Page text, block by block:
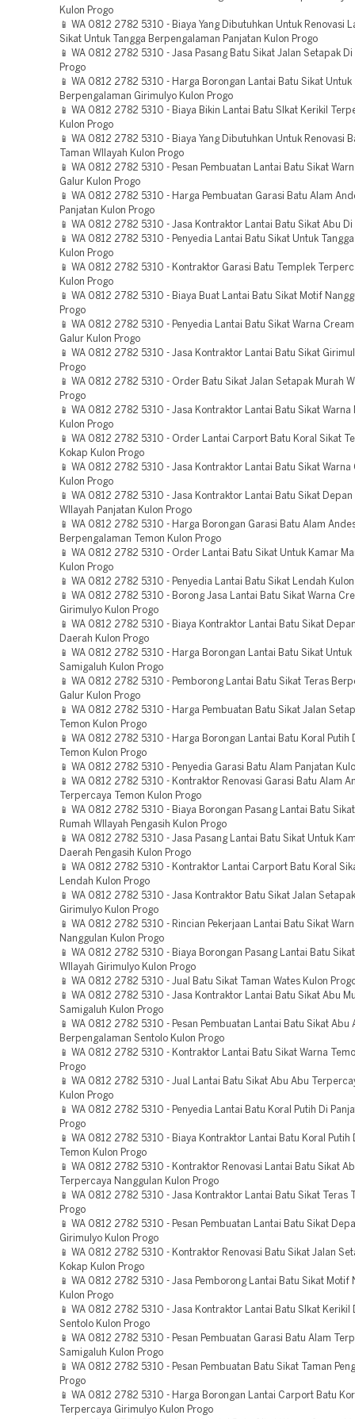
Kulon Progo
📱 WA 0812 2782 5310 - Biaya Yang Dibutuhkan Untuk Renovasi
Sikat Untuk Tangga Berpengalaman Panjatan Kulon Progo
📱 WA 0812 2782 5310 - Jasa Pasang Batu Sikat Jalan Setapak Di
Progo
📱 WA 0812 2782 5310 - Harga Borongan Lantai Batu Sikat Untuk
Berpengalaman Girimulyo Kulon Progo
📱 WA 0812 2782 5310 - Biaya Bikin Lantai Batu SIkat Kerikil
Kulon Progo
📱 WA 0812 2782 5310 - Biaya Yang Dibutuhkan Untuk Renovasi
Taman WIlayah Kulon Progo
📱 WA 0812 2782 5310 - Pesan Pembuatan Lantai Batu Sikat
Galur Kulon Progo
📱 WA 0812 2782 5310 - Harga Pembuatan Garasi Batu Alam
Panjatan Kulon Progo
📱 WA 0812 2782 5310 - Jasa Kontraktor Lantai Batu Sikat Abu Di
📱 WA 0812 2782 5310 - Penyedia Lantai Batu Sikat Untuk
Kulon Progo
📱 WA 0812 2782 5310 - Kontraktor Garasi Batu Templek
Kulon Progo
📱 WA 0812 2782 5310 - Biaya Buat Lantai Batu Sikat Motif
Progo
📱 WA 0812 2782 5310 - Penyedia Lantai Batu Sikat Warna
Galur Kulon Progo
📱 WA 0812 2782 5310 - Jasa Kontraktor Lantai Batu Sikat
Progo
📱 WA 0812 2782 5310 - Order Batu Sikat Jalan Setapak Murah
Progo
📱 WA 0812 2782 5310 - Jasa Kontraktor Lantai Batu Sikat Warna
Kulon Progo
📱 WA 0812 2782 5310 - Order Lantai Carport Batu Koral Sikat
Kokap Kulon Progo
📱 WA 0812 2782 5310 - Jasa Kontraktor Lantai Batu Sikat Warna
Kulon Progo
📱 WA 0812 2782 5310 - Jasa Kontraktor Lantai Batu Sikat Depan
WIlayah Panjatan Kulon Progo
📱 WA 0812 2782 5310 - Harga Borongan Garasi Batu Alam
Berpengalaman Temon Kulon Progo
📱 WA 0812 2782 5310 - Order Lantai Batu Sikat Untuk Kamar
Kulon Progo
📱 WA 0812 2782 5310 - Penyedia Lantai Batu Sikat Lendah
📱 WA 0812 2782 5310 - Borong Jasa Lantai Batu Sikat Warna
Girimulyo Kulon Progo
📱 WA 0812 2782 5310 - Biaya Kontraktor Lantai Batu Sikat
Daerah Kulon Progo
📱 WA 0812 2782 5310 - Harga Borongan Lantai Batu Sikat Untuk
Samigaluh Kulon Progo
📱 WA 0812 2782 5310 - Pemborong Lantai Batu Sikat Teras
Galur Kulon Progo
📱 WA 0812 2782 5310 - Harga Pembuatan Batu Sikat Jalan
Temon Kulon Progo
📱 WA 0812 2782 5310 - Harga Borongan Lantai Batu Koral Putih
Temon Kulon Progo
📱 WA 0812 2782 5310 - Penyedia Garasi Batu Alam Panjatan
📱 WA 0812 2782 5310 - Kontraktor Renovasi Garasi Batu Alam
Terpercaya Temon Kulon Progo
📱 WA 0812 2782 5310 - Biaya Borongan Pasang Lantai Batu
Rumah WIlayah Pengasih Kulon Progo
📱 WA 0812 2782 5310 - Jasa Pasang Lantai Batu Sikat Untuk
Daerah Pengasih Kulon Progo
📱 WA 0812 2782 5310 - Kontraktor Lantai Carport Batu Koral
Lendah Kulon Progo
📱 WA 0812 2782 5310 - Jasa Kontraktor Batu Sikat Jalan
Girimulyo Kulon Progo
📱 WA 0812 2782 5310 - Rincian Pekerjaan Lantai Batu Sikat
Nanggulan Kulon Progo
📱 WA 0812 2782 5310 - Biaya Borongan Pasang Lantai Batu
WIlayah Girimulyo Kulon Progo
📱 WA 0812 2782 5310 - Jual Batu Sikat Taman Wates Kulon
📱 WA 0812 2782 5310 - Jasa Kontraktor Lantai Batu Sikat Abu
Samigaluh Kulon Progo
📱 WA 0812 2782 5310 - Pesan Pembuatan Lantai Batu Sikat Abu
Berpengalaman Sentolo Kulon Progo
📱 WA 0812 2782 5310 - Kontraktor Lantai Batu Sikat Warna
Progo
📱 WA 0812 2782 5310 - Jual Lantai Batu Sikat Abu Abu
Kulon Progo
📱 WA 0812 2782 5310 - Penyedia Lantai Batu Koral Putih Di
Progo
📱 WA 0812 2782 5310 - Biaya Kontraktor Lantai Batu Koral Putih
Temon Kulon Progo
📱 WA 0812 2782 5310 - Kontraktor Renovasi Lantai Batu Sikat
Terpercaya Nanggulan Kulon Progo
📱 WA 0812 2782 5310 - Jasa Kontraktor Lantai Batu Sikat Teras
Progo
📱 WA 0812 2782 5310 - Pesan Pembuatan Lantai Batu Sikat
Girimulyo Kulon Progo
📱 WA 0812 2782 5310 - Kontraktor Renovasi Batu Sikat Jalan
Kokap Kulon Progo
📱 WA 0812 2782 5310 - Jasa Pemborong Lantai Batu Sikat Motif
Kulon Progo
📱 WA 0812 2782 5310 - Jasa Kontraktor Lantai Batu SIkat Kerikil
Sentolo Kulon Progo
📱 WA 0812 2782 5310 - Pesan Pembuatan Garasi Batu Alam
Samigaluh Kulon Progo
📱 WA 0812 2782 5310 - Pesan Pembuatan Batu Sikat Taman
Progo
📱 WA 0812 2782 5310 - Harga Borongan Lantai Carport Batu
Terpercaya Girimulyo Kulon Progo